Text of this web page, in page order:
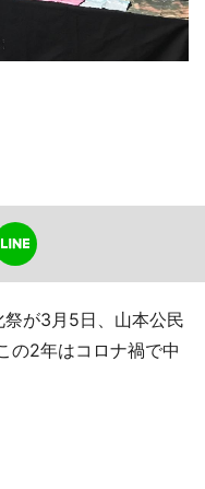
が3月5日、山本公民
の2年はコロナ禍で中